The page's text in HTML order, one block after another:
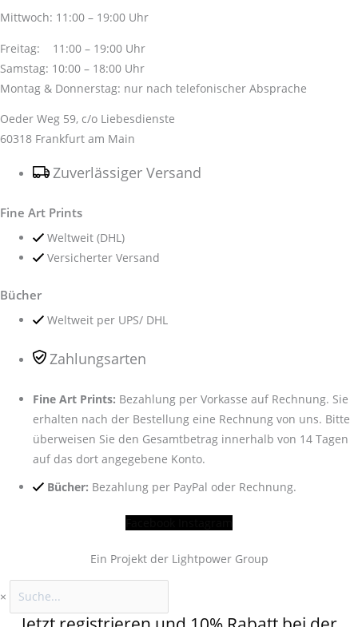
Mittwoch: 11:00 – 19:00 Uhr
Freitag: 11:00 – 19:00 Uhr
Samstag: 10:00 – 18:00 Uhr
Montag & Donnerstag: nur nach telefonischer Absprache
Oeder Weg 59, c/o Liebesdienste
60318 Frankfurt am Main
Zuverlässiger Versand
Fine Art Prints
Weltweit (DHL)
Versicherter Versand
Bücher
Weltweit per UPS/ DHL
Zahlungsarten
Fine Art Prints: Bezahlung per Vorkasse auf Rechnung. Sie
erhalten nach der Bestellung eine Rechnung von uns. Bitte
überweisen Sie den Gesamtbetrag innerhalb von 14 Tagen
auf das dort angegebene Konto.
Bücher: Bezahlung per PayPal oder Rechnung.
Ein Projekt der Lightpower Group
×